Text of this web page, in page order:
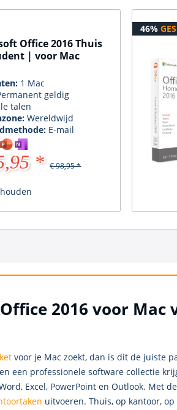
Office 2016 Thuis
| voor Mac
1 Mac
geldig
talen
Wereldwijd
E-mail
* € 98,95 *
46%
2016 voor Mac
voor je Mac zoekt, dan is dit de juiste
een professionele software collectie
Excel, PowerPoint en Outlook. Met
uitvoeren. Thuis, op kantoor,